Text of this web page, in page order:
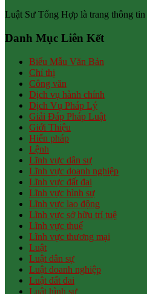
Luật Sư Tổng Hợp là trang thông
Danh Mục Liên Kết
Biểu Mẫu Văn Bản
Chỉ thị
Công văn
Dịch vụ hành chính
Dịch Vụ Pháp Lý
Giải Đáp Pháp Luật
Giới Thiệu
Hiến pháp
Lệnh
Lĩnh vực dân sự
Lĩnh vực doanh nghiệp
Lĩnh vực đất đai
Lĩnh vực hình sự
Lĩnh vực lao động
Lĩnh vực sở hữu trí tuệ
Lĩnh vực thuế
Lĩnh vực thương mại
Luật
Luật dân sự
Luật doanh nghiệp
Luật đất đai
Luật hình sự